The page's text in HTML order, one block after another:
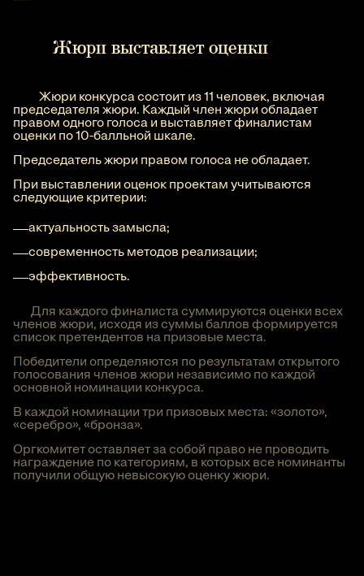
Жюри выставляет оценки
Жюри конкурса состоит из 11 человек, включая
председателя жюри. Каждый член жюри обладает
правом одного голоса и выставляет финалистам
оценки по 10-балльной шкале.
Председатель жюри правом голоса не обладает.
При выставлении оценок проектам учитываются
следующие критерии:
актуальность замысла;
современность методов реализации;
эффективность.
Для каждого финалиста суммируются оценки всех
членов жюри, исходя из суммы баллов формируется
список претендентов на призовые места.
Победители определяются по результатам открытого
голосования членов жюри независимо по каждой
основной номинации конкурса.
В каждой номинации три призовых места: «золото»,
«серебро», «бронза».
Оргкомитет оставляет за собой право не проводить
награждение по категориям, в которых все номинанты
получили общую невысокую оценку жюри.